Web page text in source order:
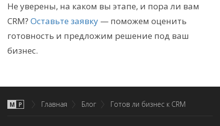
Не уверены, на каком вы этапе, и пора ли вам
CRM? Оставьте заявку — поможем оценить
готовность и предложим решение под ваш
бизнес.
М P Главная Блог Готов ли бизнес к CRM